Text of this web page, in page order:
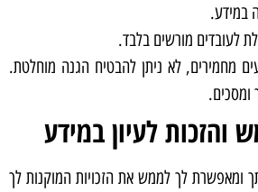
במידע.
לעובדים מורשים בלבד.
מחמירים, לא ניתן להבטיח הגנה מוחלטת.
והזכות לעיון במידע
ומאפשרת לך לממש את הזכויות המוקנות לך